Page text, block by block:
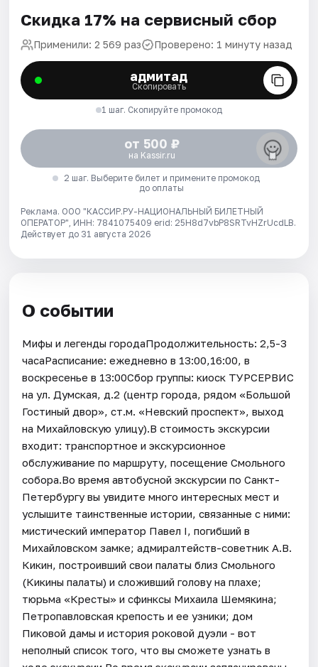
Скидка 17% на сервисный сбор
Применили: 2 569 раз Проверено: 1 минуту назад
адмитад
Скопировать
1 шаг. Скопируйте промокод
от 500 ₽
на Kassir.ru
2 шаг. Выберите билет и примените промокод
до оплаты
Реклама. ООО "КАССИР.РУ-НАЦИОНАЛЬНЫЙ БИЛЕТНЫЙ
ОПЕРАТОР", ИНН: 7841075409 erid: 25H8d7vbP8SRTvHZrUcdLB.
Действует до 31 августа 2026
О событии
Мифы и легенды городаПродолжительность: 2,5-3
часаРасписание: ежедневно в 13:00,16:00, в
воскресенье в 13:00Сбор группы: киоск ТУРСЕРВИС
на ул. Думская, д.2 (центр города, рядом «Большой
Гостиный двор», ст.м. «Невский проспект», выход
на Михайловскую улицу).В стоимость экскурсии
входит: транспортное и экскурсионное
обслуживание по маршруту, посещение Смольного
собора.Во время автобусной экскурсии по Санкт-
Петербургу вы увидите много интересных мест и
услышите таинственные истории, связанные с ними:
мистический император Павел I, погибший в
Михайловском замке; адмиралтейств-советник А.В.
Кикин, построивший свои палаты близ Смольного
(Кикины палаты) и сложивший голову на плахе;
тюрьма «Кресты» и сфинксы Михаила Шемякина;
Петропавловская крепость и ее узники; дом
Пиковой дамы и история роковой дуэли - вот
неполный список того, что вы сможете узнать в